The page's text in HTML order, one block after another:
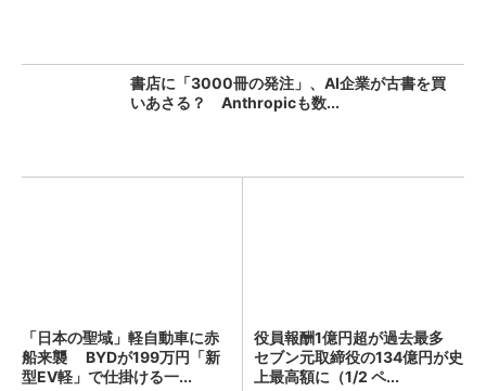
書店に「3000冊の発注」、AI企業が古書を買
いあさる？ Anthropicも数...
「日本の聖域」軽自動車に赤
船来襲 BYDが199万円「新
型EV軽」で仕掛ける一...
役員報酬1億円超が過去最多
セブン元取締役の134億円が史
上最高額に（1/2 ペ...